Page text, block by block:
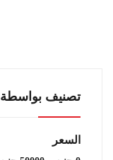
تصنيف بواسطة
السعر